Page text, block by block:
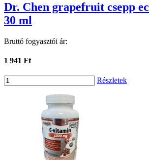
Dr. Chen grapefruit csepp
30 ml
Bruttó fogyasztói ár:
1 941 Ft
Részletek